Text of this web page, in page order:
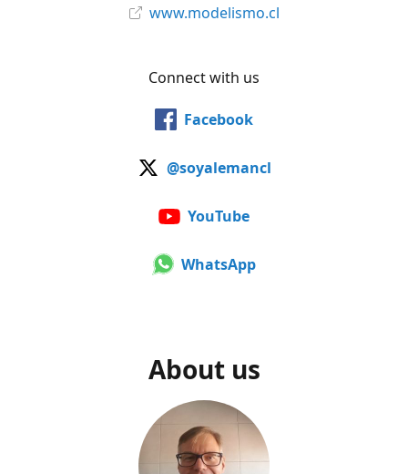
www.modelismo.cl
Connect with us
Facebook
@soyalemancl
YouTube
WhatsApp
About us